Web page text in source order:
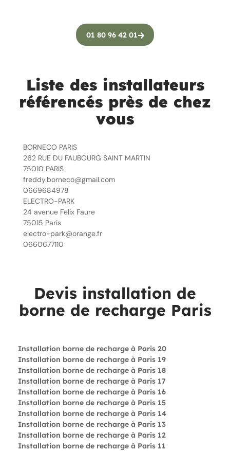
01 80 96 42 01
Liste des installateurs
référencés près de chez
vous
BORNECO PARIS
262 RUE DU FAUBOURG SAINT MARTIN
75010 PARIS
freddy.borneco@gmail.com
0669684978
ELECTRO-PARK
24 avenue Felix Faure
75015 Paris
electro-park@orange.fr
0660677110
Devis installation de
borne de recharge Paris
Installation borne de recharge à Paris 20
Installation borne de recharge à Paris 19
Installation borne de recharge à Paris 18
Installation borne de recharge à Paris 17
Installation borne de recharge à Paris 16
Installation borne de recharge à Paris 15
Installation borne de recharge à Paris 14
Installation borne de recharge à Paris 13
Installation borne de recharge à Paris 12
Installation borne de recharge à Paris 11